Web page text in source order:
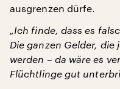
ausgrenzen dürfe.
„Ich finde, dass es
Die ganzen Gelder,
werden – da wäre es
Flüchtlinge gut